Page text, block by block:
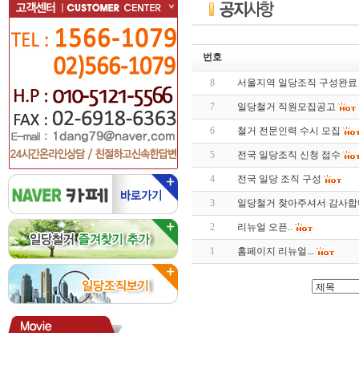
번호
8 서울지역 일당조직 구성완료
7 일당철거 직원모집공고
6 철거 전문인력 수시 모집
5 전국 일당조직 신청 접수
4 전국 일당 조직 구성
3 일당철거 찾아주셔서 감사
2 리뉴얼 오픈..
1 홈페이지 리뉴얼...